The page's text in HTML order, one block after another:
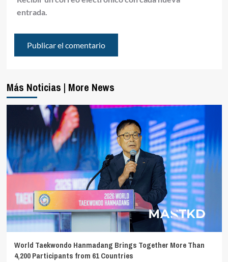
entrada.
Más Noticias | More News
World Taekwondo Hanmadang Brings Together More Than
4,200 Participants from 61 Countries